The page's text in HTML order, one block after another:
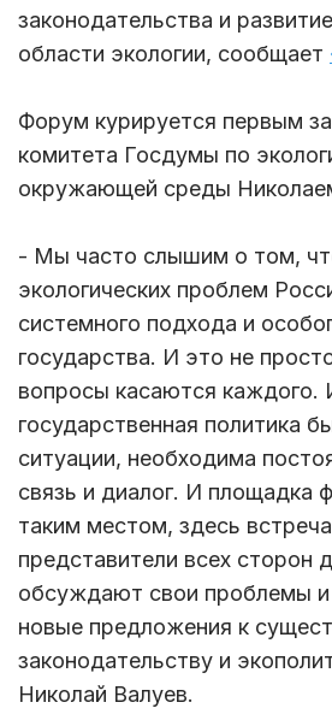
законодательства и
области экологии, сообщает
Форум курируется первым
комитета Госдумы по
окружающей среды
- Мы часто слышим о том,
экологических проблем
системного подхода и
государства. И это не
вопросы касаются каждого.
государственная политика
ситуации, необходима
связь и диалог. И площадка
таким местом, здесь
представители всех сторон
обсуждают свои проблемы
новые предложения к
законодательству и
Николай Валуев.